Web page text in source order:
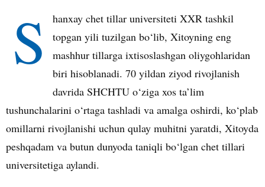
S
hanxay chet tillar universiteti XXR tashkil
topgan yili tuzilgan bo‘lib, Xitoyning eng
mashhur tillarga ixtisoslashgan oliygohlaridan
biri hisoblanadi. 70 yildan ziyod rivojlanish
davrida SHCHTU o‘ziga xos ta’lim
tushunchalarini o‘rtaga tashladi va amalga oshirdi, ko‘plab
omillarni rivojlanishi uchun qulay muhitni yaratdi, Xitoyda
peshqadam va butun dunyoda taniqli bo‘lgan chet tillari
universitetiga aylandi.